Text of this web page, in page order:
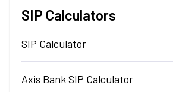
SIP Calculators
SIP Calculator
Axis Bank SIP Calculator